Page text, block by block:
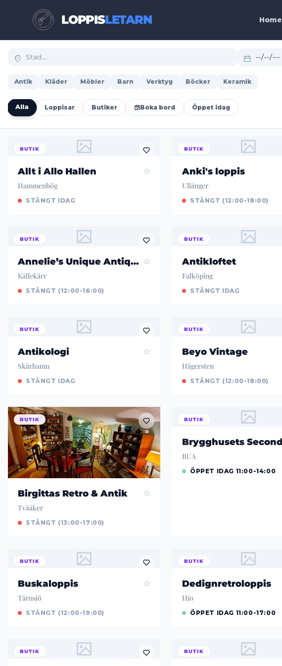
LOPPISLETARN Home
Antik Kläder Möbler Barn Verktyg Böcker Keramik
Alla Loppisar Butiker Boka bord Öppet idag
BUTIK
Allt i Allo Hallen
Hammenhög
STÄNGT IDAG
BUTIK
Anki's loppis
Ullånger
STÄNGT (12:00-18:00)
BUTIK
Annelie’s Unique Antique AB
Kållekärr
STÄNGT (12:00-16:00)
BUTIK
Antikloftet
Falköping
STÄNGT IDAG
BUTIK
Antikologi
Skärhamn
STÄNGT IDAG
BUTIK
Beyo Vintage
Hägersten
STÄNGT (12:00-18:00)
BUTIK
Birgittas Retro & Antik
Tvååker
STÄNGT (13:00-17:00)
BUTIK
BUA
ÖPPET IDAG 11:00-14:00
BUTIK
Buskaloppis
Tärnsjö
STÄNGT (12:00-19:00)
BUTIK
Dedignretroloppis
Hjo
ÖPPET IDAG 11:00-17:00
BUTIK BUTIK